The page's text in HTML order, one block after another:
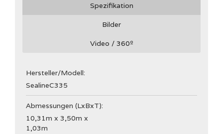
Spezifikation
Bilder
Video / 360º
Hersteller/Modell:
SealineC335
Abmessungen (LxBxT):
10,31m x 3,50m x
1,03m